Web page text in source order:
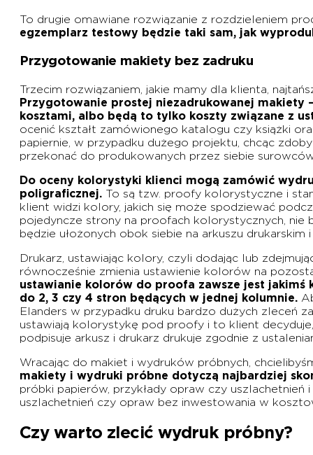
To drugie omawiane rozwiązanie z rozdzieleniem
egzemplarz testowy będzie taki sam, jak
Przygotowanie makiety bez zadruku
Trzecim rozwiązaniem, jakie mamy dla klienta,
Przygotowanie prostej niezadrukowanej makiety
kosztami, albo będą to tylko koszty związane z
ocenić kształt zamówionego katalogu czy książki
papiernie, w przypadku dużego projektu, chcąc
przekonać do produkowanych przez siebie
Do oceny kolorystyki klienci mogą zamówić
poligraficznej. To są tzw. proofy kolorystyczne i
klient widzi kolory, jakich się może spodziewać
pojedyncze strony na proofach kolorystycznych,
będzie ułożonych obok siebie na arkuszu drukarskim
Drukarz, ustawiając kolory, czyli dodając lub
równocześnie zmienia ustawienie kolorów na
ustawianie kolorów do proofa zawsze jest
do 2, 3 czy 4 stron będących w jednej kolumnie.
Elanders w przypadku druku bardzo dużych zleceń
ustawiają kolorystykę pod proofy i to klient
podpisuje arkusz i drukarz drukuje zgodnie z
Wracając do makiet i wydruków próbnych,
makiety i wydruki próbne dotyczą najbardziej
próbki papierów, przykłady opraw czy
uszlachetnień czy opraw bez inwestowania w
Czy warto zlecić wydruk próbny?